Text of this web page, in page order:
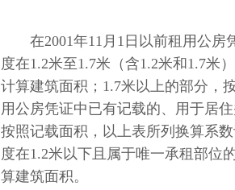
在2001年11 月 1 日以前租用公房
度在1.2米至1.7米（含1.2米和1.7米
计算建筑面积； 1.7米以上的部分，
用公房凭证中已有记载的、用于居
按照记载面积，以上表所列换算系
度在1.2米以下且属于唯一承租部位
算建筑面积。